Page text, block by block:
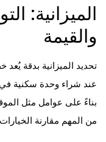
الميزانية:
والقيمة
تحديد الميزانية بدقة
عند شراء وحدة سكنية في
بناءً على عوامل مثل
من المهم مقارنة